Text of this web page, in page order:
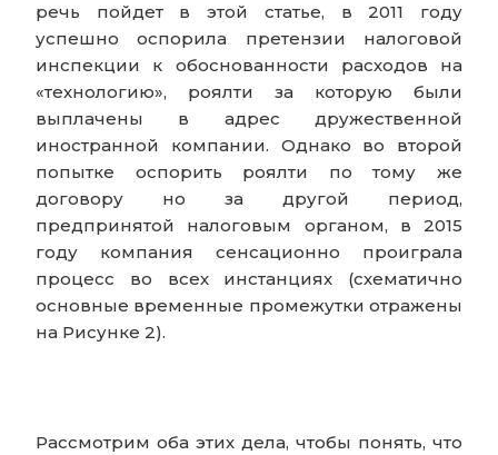
речь пойдет в этой статье, в 2011 году
успешно оспорила претензии налоговой
инспекции к обоснованности расходов на
«технологию», роялти за которую были
выплачены в адрес дружественной
иностранной компании. Однако во второй
попытке оспорить роялти по тому же
договору но за другой период,
предпринятой налоговым органом, в 2015
году компания сенсационно проиграла
процесс во всех инстанциях (схематично
основные временные промежутки отражены
на Рисунке 2).
Рассмотрим оба этих дела, чтобы понять, что